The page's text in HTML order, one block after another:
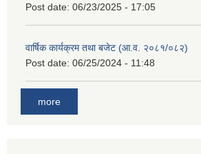
Post date: 06/23/2025 - 17:05
वार्षिक कार्यक्रम तथा बजेट (आ.व. २०८१/०८२)
Post date: 06/25/2024 - 11:48
more